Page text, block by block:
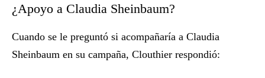
¿Apoyo a Claudia Sheinbaum?
Cuando se le preguntó si acompañaría a Claudia
Sheinbaum en su campaña, Clouthier respondió: